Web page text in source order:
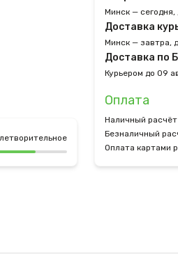
Минск — сегодня,
Доставка
Минск — завтра,
Доставка по
Курьером до 09
Оплата
Наличный расчёт
Безналичный
Оплата картами